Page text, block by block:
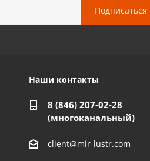
Наши контакты
8 (846) 207-02-28
(многоканальный)
client@mir-lustr.com